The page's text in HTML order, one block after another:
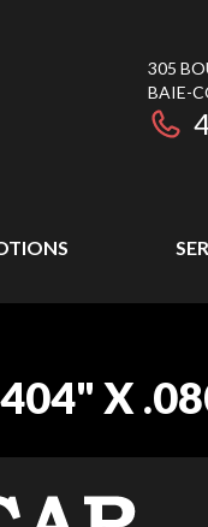
305
BAIE-
X